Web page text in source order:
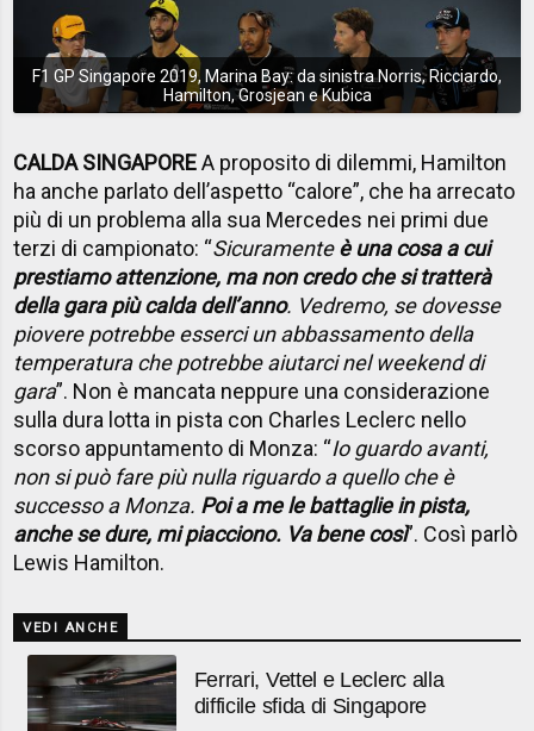
F1 GP Singapore 2019, Marina Bay: da sinistra Norris, Ricciardo,
Hamilton, Grosjean e Kubica
CALDA SINGAPOREA proposito di dilemmi, Hamilton
ha anche parlato dell’aspetto “calore”, che ha arrecato
più di un problema alla sua Mercedes nei primi due
terzi di campionato: “Sicuramenteè una cosa a cui
prestiamo attenzione, ma non credo che si tratterà
della gara più calda dell’anno. Vedremo, se dovesse
piovere potrebbe esserci un abbassamento della
temperatura che potrebbe aiutarci nel weekend di
gara”. Non è mancata neppure una considerazione
sulla dura lotta in pista con Charles Leclerc nello
scorso appuntamento di Monza: “Io guardo avanti,
non si può fare più nulla riguardo a quello che è
successo a Monza. Poi a me le battaglie in pista,
anche se dure, mi piacciono. Va bene così”. Così parlò
Lewis Hamilton.
VEDI ANCHE
Ferrari, Vettel e Leclerc alla
difficile sfida di Singapore